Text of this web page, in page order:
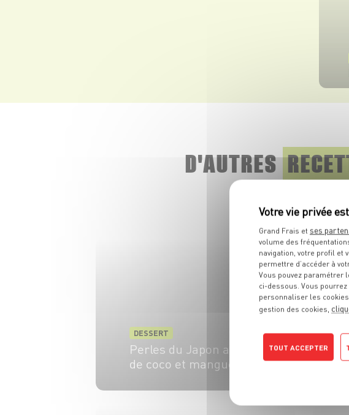
D'AUTRES
DESSERT
Perles du Japon au lait
de coco et mangue
Grand Frais et ses
volume des
navigation, votre profil et
permettre d’accéder à
Vous pouvez paramétrer
ci-dessous. Vous
personnaliser les
gestion des cookies,
TOUT ACCEPTER